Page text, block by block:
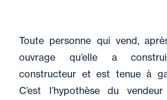
Toute personne qui vend,
ouvrage qu’elle a
constructeur et est tenue à
C’est l’hypothèse du